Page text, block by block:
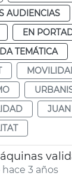
AUDIENCIAS
EN
TEMÁTICA
3 años